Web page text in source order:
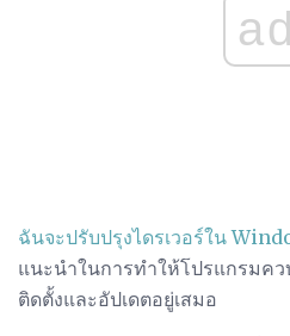
ad
ฉันจะปรับปรุงไดรเวอร์ใน
แนะนำในการทำให้โปรแกรม
ติดตั้งและอัปเดตอยู่เสมอ